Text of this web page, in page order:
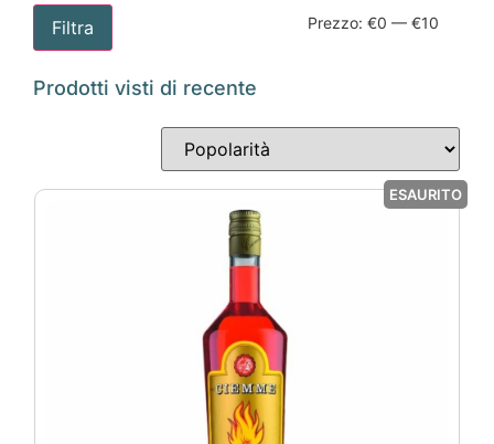
Filtra Prezzo: €0 — €10
Prodotti visti di recente
ESAURITO